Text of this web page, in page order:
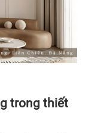
trong thiết